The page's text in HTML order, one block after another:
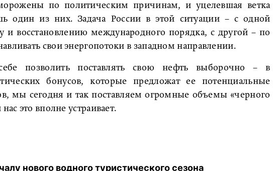
по политическим причинам, и уцелевшая ветка
один из них. Задача России в этой ситуации – с одной
и восстановлению международного порядка, с другой – по
свои энергопотоки в западном направлении.
позволить поставлять свою нефть выборочно – в
бонусов, которые предложат ее потенциальные
мы сегодня и так поставляем огромные объемы «черного
это вполне устраивает.
нового водного туристического сезона